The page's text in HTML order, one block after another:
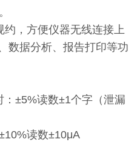
，方便仪器无线连接上
数据分析、报告打印等功
±5%读数±1个字（泄漏
读数±10μA